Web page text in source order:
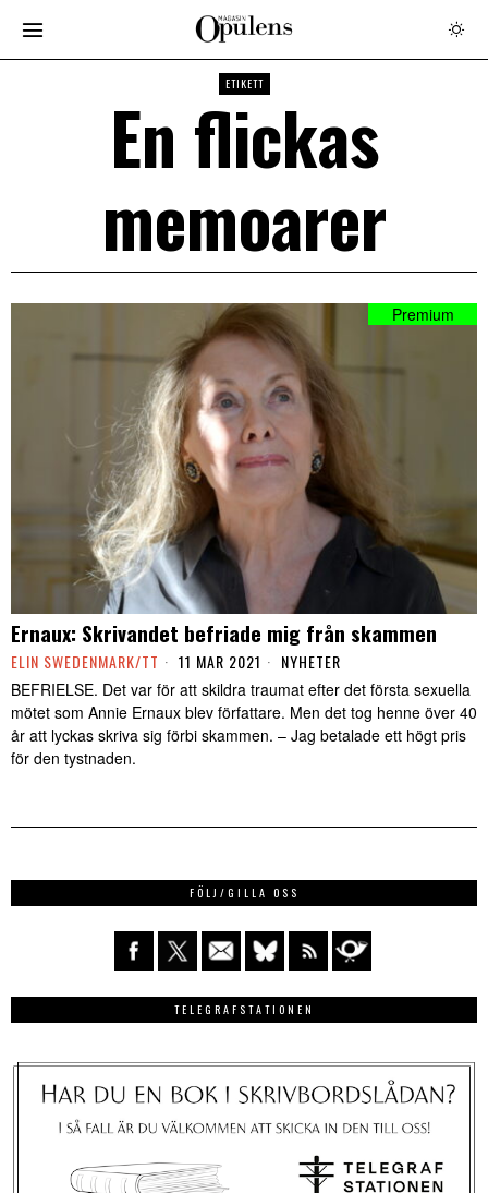
ETIKETT
En flickas
memoarer
Ernaux: Skrivandet befriade mig från skammen
ELIN SWEDENMARK/TT 11 MAR 2021 NYHETER
BEFRIELSE. Det var för att skildra traumat efter det första sexuella
mötet som Annie Ernaux blev författare. Men det tog henne över 40
år att lyckas skriva sig förbi skammen. – Jag betalade ett högt pris
för den tystnaden.
FÖLJ/GILLA OSS
TELEGRAFSTATIONEN